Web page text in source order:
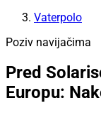
Vaterpolo
Poziv navijačima
Pred
Europu: